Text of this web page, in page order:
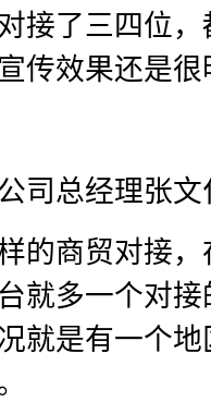
接了三四位
传效果还是
司总经理张文
的商贸对接
就多一个对
就是有一个